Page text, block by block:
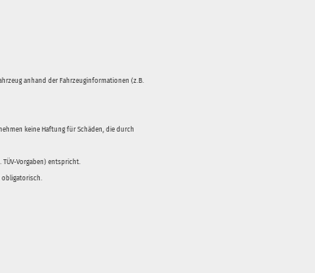
anhand der Fahrzeuginformationen (z.B.
keine Haftung für Schäden, die durch
TÜV-Vorgaben) entspricht.
obligatorisch.